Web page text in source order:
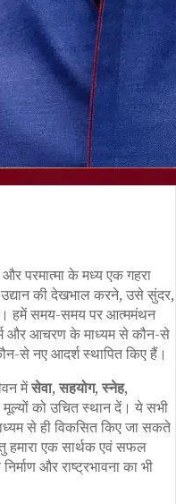
परमात्मा के मध्य एक गहरा
की देखभाल करने, उसे सुंदर,
है। हमें समय-समय पर आत्ममंथन
और आचरण के माध्यम से कौन-से
से नए आदर्श स्थापित किए हैं।
मेंसेवा, सहयोग, स्नेह,
को उचित स्थान दें। ये सभी
से ही विकसित किए जा सकते
हमारा एक सार्थक एवं सफल
और राष्ट्रभावना का भी